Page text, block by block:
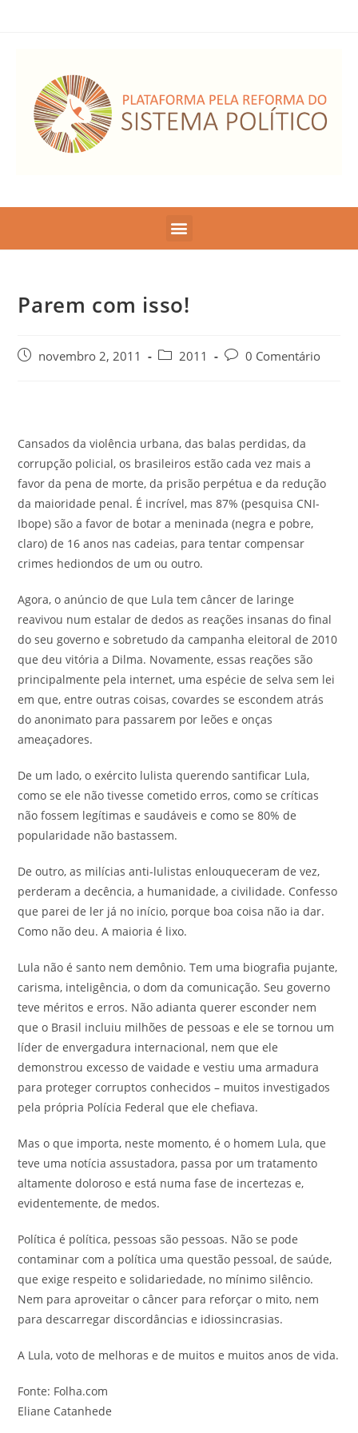
Parem com isso!
novembro 2, 2011 2011 0 Comentário
Cansados da violência urbana, das balas perdidas, da
corrupção policial, os brasileiros estão cada vez mais a
favor da pena de morte, da prisão perpétua e da redução
da maioridade penal. É incrível, mas 87% (pesquisa CNI-
Ibope) são a favor de botar a meninada (negra e pobre,
claro) de 16 anos nas cadeias, para tentar compensar
crimes hediondos de um ou outro.
Agora, o anúncio de que Lula tem câncer de laringe
reavivou num estalar de dedos as reações insanas do final
do seu governo e sobretudo da campanha eleitoral de 2010
que deu vitória a Dilma. Novamente, essas reações são
principalmente pela internet, uma espécie de selva sem lei
em que, entre outras coisas, covardes se escondem atrás
do anonimato para passarem por leões e onças
ameaçadores.
De um lado, o exército lulista querendo santificar Lula,
como se ele não tivesse cometido erros, como se críticas
não fossem legítimas e saudáveis e como se 80% de
popularidade não bastassem.
De outro, as milícias anti-lulistas enlouqueceram de vez,
perderam a decência, a humanidade, a civilidade. Confesso
que parei de ler já no início, porque boa coisa não ia dar.
Como não deu. A maioria é lixo.
Lula não é santo nem demônio. Tem uma biografia pujante,
carisma, inteligência, o dom da comunicação. Seu governo
teve méritos e erros. Não adianta querer esconder nem
que o Brasil incluiu milhões de pessoas e ele se tornou um
líder de envergadura internacional, nem que ele
demonstrou excesso de vaidade e vestiu uma armadura
para proteger corruptos conhecidos – muitos investigados
pela própria Polícia Federal que ele chefiava.
Mas o que importa, neste momento, é o homem Lula, que
teve uma notícia assustadora, passa por um tratamento
altamente doloroso e está numa fase de incertezas e,
evidentemente, de medos.
Política é política, pessoas são pessoas. Não se pode
contaminar com a política uma questão pessoal, de saúde,
que exige respeito e solidariedade, no mínimo silêncio.
Nem para aproveitar o câncer para reforçar o mito, nem
para descarregar discordâncias e idiossincrasias.
A Lula, voto de melhoras e de muitos e muitos anos de vida.
Fonte: Folha.com
Eliane Catanhede